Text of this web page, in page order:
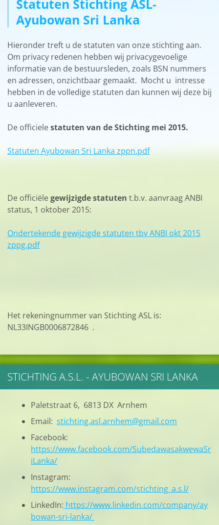
Statuten Stichting ASL-
Ayubowan Sri Lanka
Hieronder treft u de statuten van onze stichting aan.
Om privacy redenen hebben wij privacygevoelige
informatie van de bestuursleden, zoals BSN nummers
en adressen, onzichtbaar gemaakt. Mocht u intresse
hebben in de volledige statuten dan kunnen wij deze bij
u aanleveren.
De officielestatuten van de Stichting mei 2015.
Statuten Ayubowan Sri Lanka zppn.pdf
De officiëlegewijzigde statuten t.b.v. aanvraag ANBI
status, 1 oktober 2015:
Ondertekende gewijzigde statuten tbv ANBI okt 2015
zppg.pdf
Het rekeningnummer van Stichting ASL is:
NL33INGB0006872846 .
STICHTING A.S.L. - AYUBOWAN SRI LANKA
Paletstraat 6, 6813 DX Arnhem
Email: stichting.asl.arnhem@gmail.com
Facebook:
https://www.facebook.com/SubedawasakwewaSr
iLanka/
Instagram:
https://www.instagram.com/stichting_a.s.l/
LinkedIn: https://www.linkedin.com/company/ay
bowan-sri-lanka/